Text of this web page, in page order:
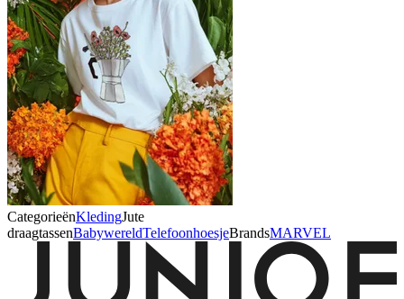
CategorieënKledingJute
draagtassenBabywereldTelefoonhoesjeBrandsMARVEL